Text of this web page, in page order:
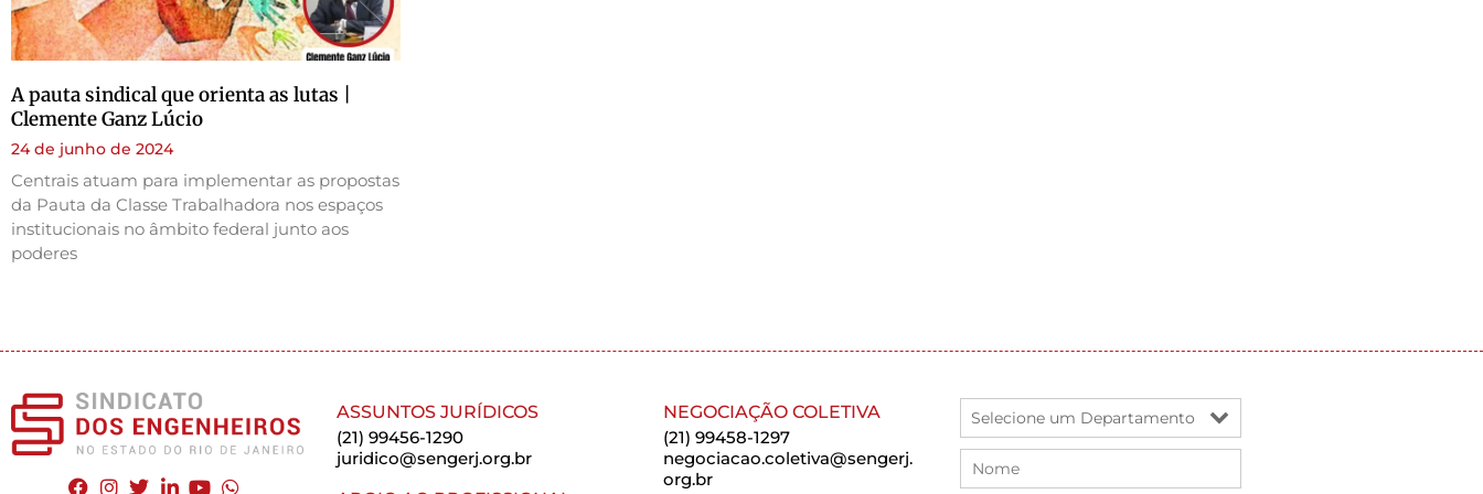
A pauta sindical que orienta as lutas |
Clemente Ganz Lúcio
24 de junho de 2024
Centrais atuam para implementar as propostas
da Pauta da Classe Trabalhadora nos espaços
institucionais no âmbito federal junto aos
poderes
ASSUNTOS JURÍDICOS
(21) 99456-1290
juridico@sengerj.org.br
NEGOCIAÇÃO COLETIVA
(21) 99458-1297
negociacao.coletiva@sengerj.
org.br